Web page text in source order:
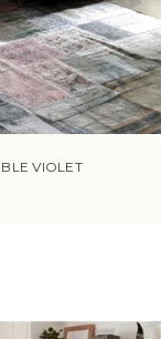
VIOLET